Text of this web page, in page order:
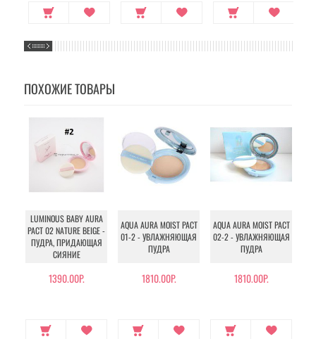
ПОХОЖИЕ ТОВАРЫ
LUMINOUS BABY AURA
PACT 02 NATURE BEIGE -
ПУДРА, ПРИДАЮЩАЯ
СИЯНИЕ
1390.00Р.
AQUA AURA MOIST PACT
01-2 - УВЛАЖНЯЮЩАЯ
ПУДРА
1810.00Р.
AQUA AURA MOIST PACT
02-2 - УВЛАЖНЯЮЩАЯ
ПУДРА
1810.00Р.